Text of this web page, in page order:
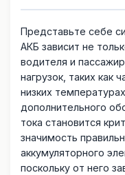
Представьте себе
АКБ зависит не
водителя и
нагрузок, таких как
низких
дополнительного
тока становится
значимость
аккумуляторного
поскольку от него